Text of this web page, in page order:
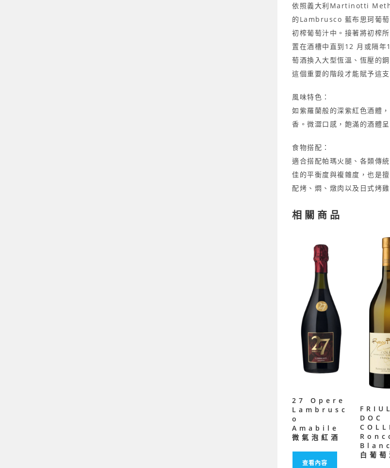
依照義大利Martinotti
的Lambrusco 藍布思珂葡萄
初榨葡萄汁中。接著將初榨
置在酒槽中直到12 月或隔年
萄酒換入大型恆溫、恆壓的
這個重要的階段才能賦予這
風味特色：
如紫羅蘭般的深紫紅色酒體
香。微澀口感，飽滿的酒體
食物搭配：
適合搭配帕瑪火腿、各類傳
佳的平衡度與複雜度，也是
配烤、燜、燉肉以及日式烤雞
相關商品
27 Opere
Lambrusc
o
Amabile
微氣泡紅酒
查看內容
DOC
白葡萄